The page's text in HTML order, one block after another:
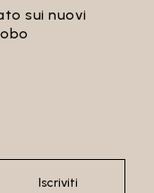
sui nuovi
Iscriviti